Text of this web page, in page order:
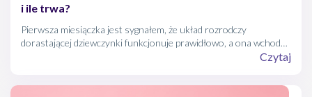
i ile trwa?
Pierwsza miesiączka jest sygnałem, że układ rozrodczy
dorastającej dziewczynki funkcjonuje prawidłowo, a ona wchodzi
Czytaj